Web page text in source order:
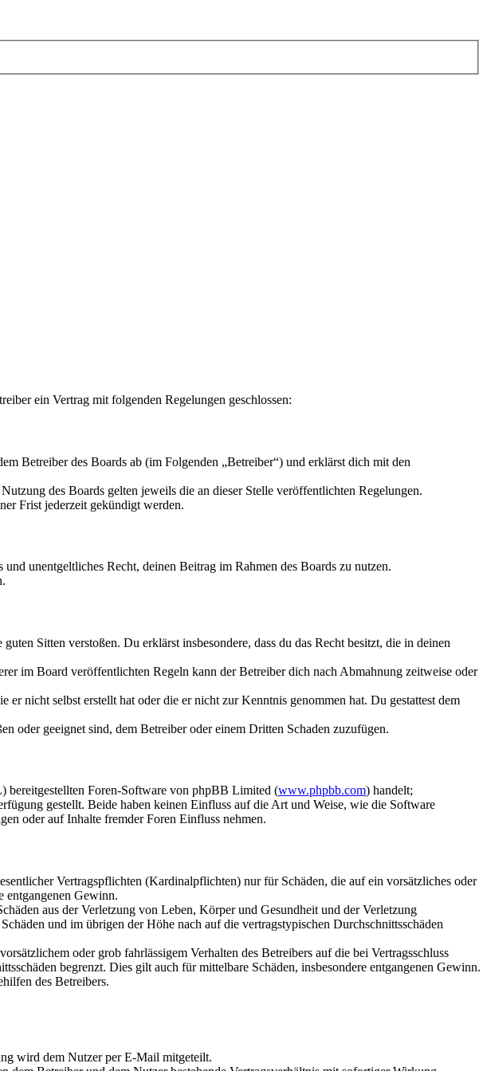
ein Vertrag mit folgenden Regelungen geschlossen:
Betreiber des Boards ab (im Folgenden „Betreiber“) und erklärst dich mit den
des Boards gelten jeweils die an dieser Stelle veröffentlichten Regelungen.
Frist jederzeit gekündigt werden.
unentgeltliches Recht, deinen Beitrag im Rahmen des Boards zu nutzen.
Sitten verstoßen. Du erklärst insbesondere, dass du das Recht besitzt, die in deinen
im Board veröffentlichten Regeln kann der Betreiber dich nach Abmahnung zeitweise oder
nicht selbst erstellt hat oder die er nicht zur Kenntnis genommen hat. Du gestattest dem
oder geeignet sind, dem Betreiber oder einem Dritten Schaden zuzufügen.
bereitgestellten Foren-Software von phpBB Limited (www.phpbb.com) handelt;
gestellt. Beide haben keinen Einfluss auf die Art und Weise, wie die Software
oder auf Inhalte fremder Foren Einfluss nehmen.
Vertragspflichten (Kardinalpflichten) nur für Schäden, die auf ein vorsätzliches oder
entgangenen Gewinn.
aus der Verletzung von Leben, Körper und Gesundheit und der Verletzung
und im übrigen der Höhe nach auf die vertragstypischen Durchschnittsschäden
oder grob fahrlässigem Verhalten des Betreibers auf die bei Vertragsschluss
begrenzt. Dies gilt auch für mittelbare Schäden, insbesondere entgangenen Gewinn.
des Betreibers.
wird dem Nutzer per E-Mail mitgeteilt.